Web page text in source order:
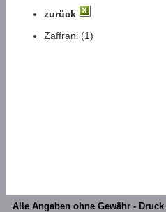
zurück
Zaffrani (1)
Alle Angaben ohne Gewähr -